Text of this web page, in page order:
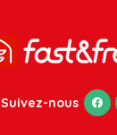
Suivez-nous